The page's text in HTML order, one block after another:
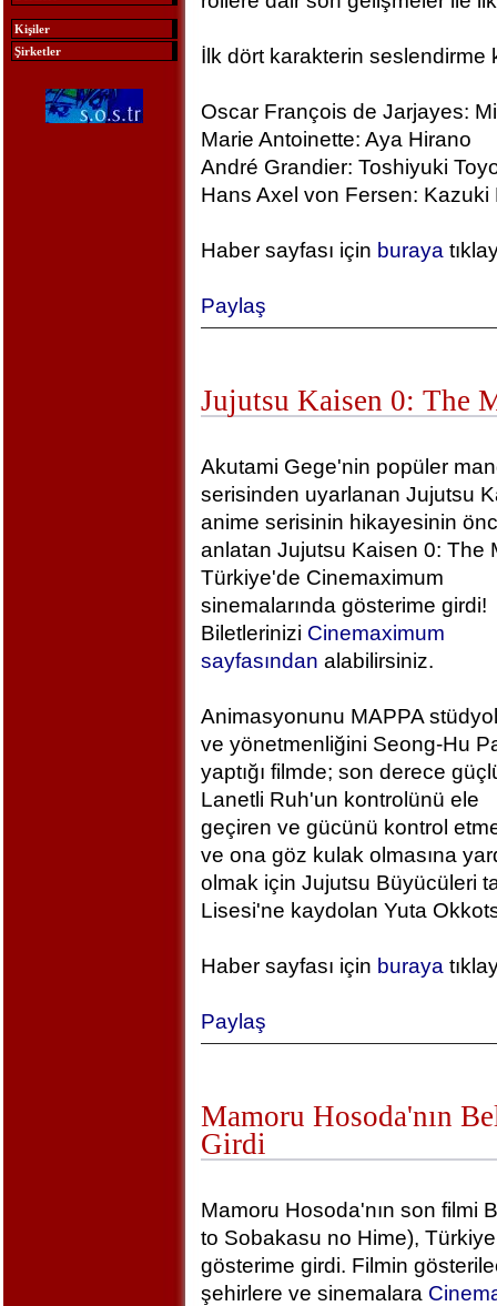
Kişiler
Şirketler
İlk dört karakterin seslendirme
Oscar François de Jarjayes:
Marie Antoinette: Aya Hirano
André Grandier: Toshiyuki
Hans Axel von Fersen: Kazuki
Haber sayfası için buraya
Paylaş
Jujutsu Kaisen 0: The
Akutami Gege'nin popüler
serisinden uyarlanan Jujutsu
anime serisinin hikayesinin
anlatan Jujutsu Kaisen 0: The
Türkiye'de Cinemaximum
sinemalarında gösterime girdi!
Biletlerinizi Cinemaximum
sayfasından alabilirsiniz.
Animasyonunu MAPPA
ve yönetmenliğini Seong-Hu
yaptığı filmde; son derece
Lanetli Ruh'un kontrolünü ele
geçiren ve gücünü kontrol
ve ona göz kulak olmasına
olmak için Jujutsu Büyücüleri
Lisesi'ne kaydolan Yuta
Haber sayfası için buraya
Paylaş
Mamoru Hosoda'nın
Girdi
Mamoru Hosoda'nın son filmi
to Sobakasu no Hime),
gösterime girdi. Filmin
şehirlere ve sinemalara